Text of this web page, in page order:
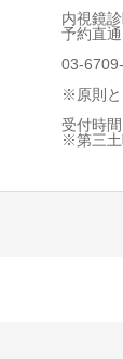
内視鏡
予約直
03-
※原則と
受付時
※第三土